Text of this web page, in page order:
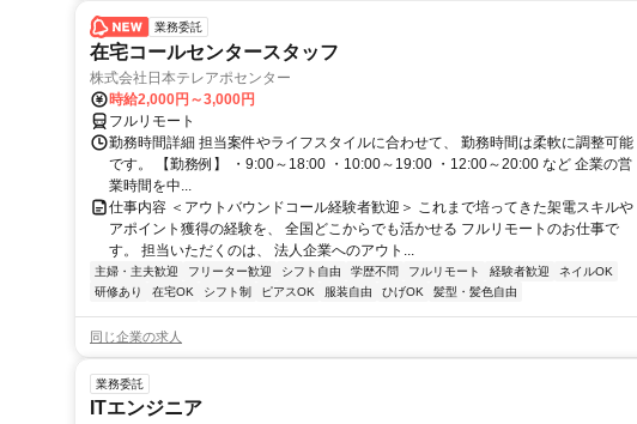
業務委託
在宅コールセンタースタッフ
株式会社日本テレアポセンター
時給2,000円～3,000円
フルリモート
勤務時間詳細 担当案件やライフスタイルに合わせて、 勤務時間は柔軟に調整可能
です。 【勤務例】 ・9:00～18:00 ・10:00～19:00 ・12:00～20:00 など 企業の営
業時間を中...
仕事内容 ＜アウトバウンドコール経験者歓迎＞ これまで培ってきた架電スキルや
アポイント獲得の経験を、 全国どこからでも活かせる フルリモートのお仕事で
す。 担当いただくのは、 法人企業へのアウト...
主婦・主夫歓迎 フリーター歓迎 シフト自由 学歴不問 フルリモート 経験者歓迎
ネイルOK
研修あり
在宅OK シフト制 ピアスOK 服装自由 ひげOK 髪型・髪色自由
同じ企業の求人
業務委託
ITエンジニア